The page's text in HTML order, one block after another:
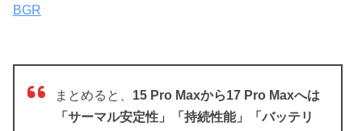
BGR
まとめると、 15 Pro Maxから17 Pro Maxへは
「サーマル安定性」「持続性能」「バッテリ